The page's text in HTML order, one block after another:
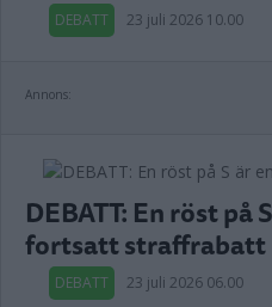
DEBATT 23 juli 2026 10.00
Annons:
DEBATT: En röst på
fortsatt straffrabatt
DEBATT 23 juli 2026 06.00